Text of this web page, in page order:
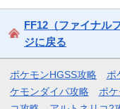
FF12（ファイナル
ジに戻る
ポケモンHGSS攻略 ポ
ケモンダイパ攻略
ポ